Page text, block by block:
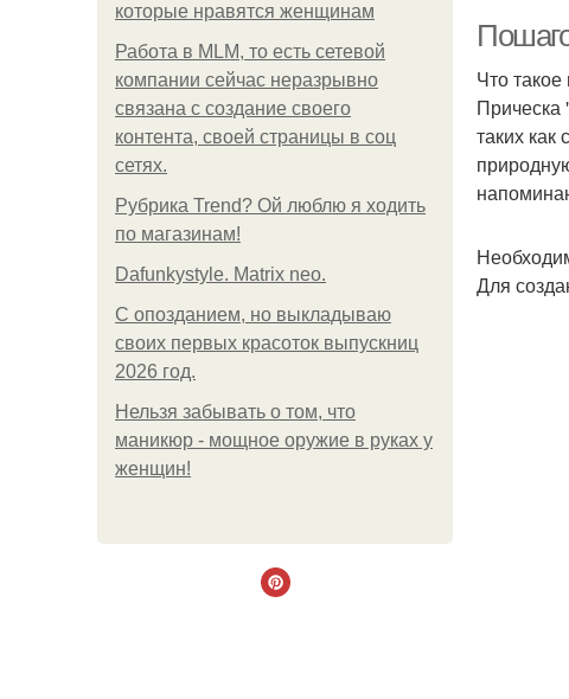
которые нравятся женщинам
Работа в MLM, то есть сетевой
компании сейчас неразрывно
связана с создание своего
контента, своей страницы в соц
сетях.
Рубрика Trend? Ой люблю я ходить
по магазинам!
Dafunkystyle. Matrix neo.
С опозданием, но выкладываю
своих первых красоток выпускниц
2026 год.
Нельзя забывать о том, что
маникюр - мощное оружие в руках у
женщин!
Что
Прическа
таких
Для